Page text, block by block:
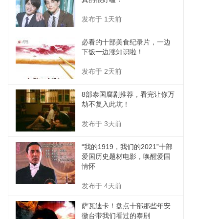
发布于 1天前
必看的十部美食纪录片，一边
下饭一边涨知识啦！
发布于 2天前
8部泰国腐剧推荐，看完让你万
劫不复入此坑！
发布于 3天前
“我的1919，我们的2021”十部
爱国历史题材电影，唤醒爱国
情怀
发布于 4天前
萨瓦迪卡！盘点十部那些年安
徽台带我们看过的泰剧